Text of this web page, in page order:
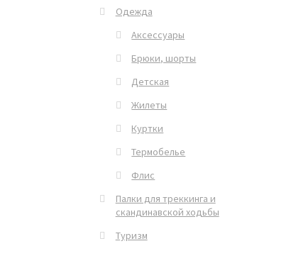
Одежда
Аксессуары
Брюки, шорты
Детская
Жилеты
Куртки
Термобелье
Флис
Палки для треккинга и
скандинавской ходьбы
Туризм